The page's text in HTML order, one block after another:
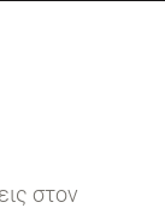
στον